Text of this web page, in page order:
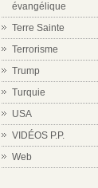
évangélique
Terre Sainte
Terrorisme
Trump
Turquie
USA
VIDÉOS P.P.
Web